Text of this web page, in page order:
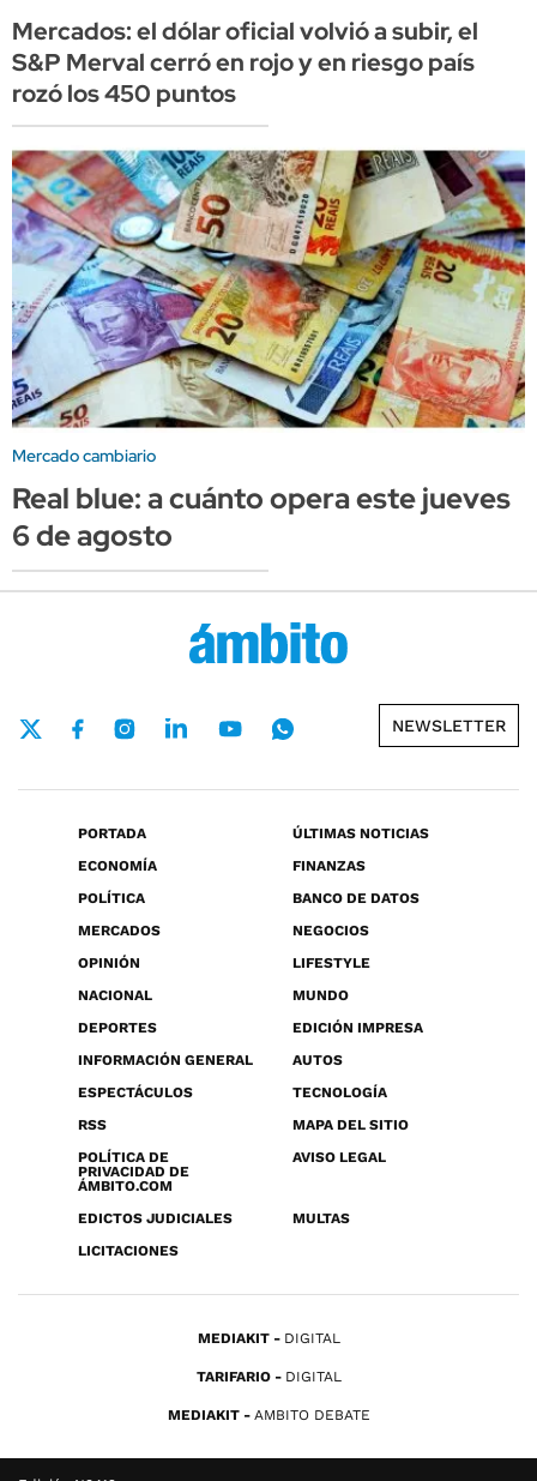
Mercados: el dólar oficial volvió a subir, el
S&P Merval cerró en rojo y en riesgo país
rozó los 450 puntos
Mercado cambiario
Real blue: a cuánto opera este jueves
6 de agosto
NEWSLETTER
PORTADA
ÚLTIMAS NOTICIAS
ECONOMÍA
FINANZAS
POLÍTICA
BANCO DE DATOS
MERCADOS
NEGOCIOS
OPINIÓN
LIFESTYLE
NACIONAL
MUNDO
DEPORTES
EDICIÓN IMPRESA
INFORMACIÓN GENERAL
AUTOS
ESPECTÁCULOS
TECNOLOGÍA
RSS
MAPA DEL SITIO
POLÍTICA DE
PRIVACIDAD DE
ÁMBITO.COM
AVISO LEGAL
EDICTOS JUDICIALES
MULTAS
LICITACIONES
MEDIAKIT DIGITAL
TARIFARIO DIGITAL
MEDIAKIT AMBITO DEBATE